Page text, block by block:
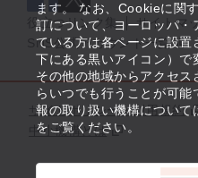
ます。 なお、Cookieに関
訂について、ヨーロッパ・
ている方は各ページに設
下にある黒いアイコン）で
その他の地域からアクセ
らいつでも行うことが可
報の取り扱い機構について
をご覧ください。
役立つリンク集 サイトマ
SNS公式アカウント一覧
サイトポリシー・利用規約
中小機構とは